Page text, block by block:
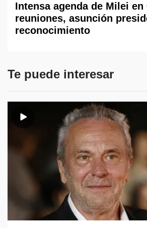
Intensa agenda de Milei en
reuniones, asunción
reconocimiento
Te puede interesar